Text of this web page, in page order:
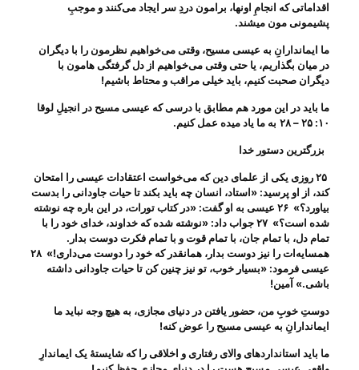
اقداماتی که انجامِ اونها، برامون دردِ سر ایجاد می‌‌کنند و موجبِ
پشیمونی مون میشند.
ما ایماندارانِ به عیسی مسیح، وقتی می‌‌خواهیم نظرمون را با دیگران
در میان بگذاریم، یا حتی وقتی می‌‌خواهیم از دل گرفتگی هامون با
دیگران صحبت کنیم، باید خیلی مراقب و محتاط باشیم!
ما باید در این مورد هم مطابق با درسی که عیسی مسیح در انجیلِ لوقا
۱۰: ۲۵ – ۲۸
به ما یاد میده عمل کنیم.
بزرگترین دستور خدا
۲۵ روزی یکی از علمای دین که می‌خواست اعتقادات عیسی را امتحان
کند، از او پرسید: «استاد، انسان چه باید بکند تا حیات جاودانی را بدست
بیاورد؟» ۲۶ عیسی به او گفت: «در کتاب تورات، در این باره چه نوشته
شده است؟» ۲۷ جواب داد: «نوشته شده که خداوند، خدای خود را با
تمام دل، با تمام جان، با تمام قوت و با تمام فکرت دوست بدار.
همسایه‌ات را نیز دوست بدار، همانقدر که خود را دوست می‌داری!» ۲۸
عیسی فرمود: «بسیار خوب، تو نیز چنین کن تا حیات جاودانی داشته
باشی.»آمین!
دوستِ خوبِ من، حضور یافتن در دنیای مجازی، به هیچ وجه نباید ما
ایماندارانِ به عیسی مسیح را عوض کنه!
ما باید استاندارد‌های والای رفتاری و اخلاقی را که شایستهٔ یک ایماندارِ